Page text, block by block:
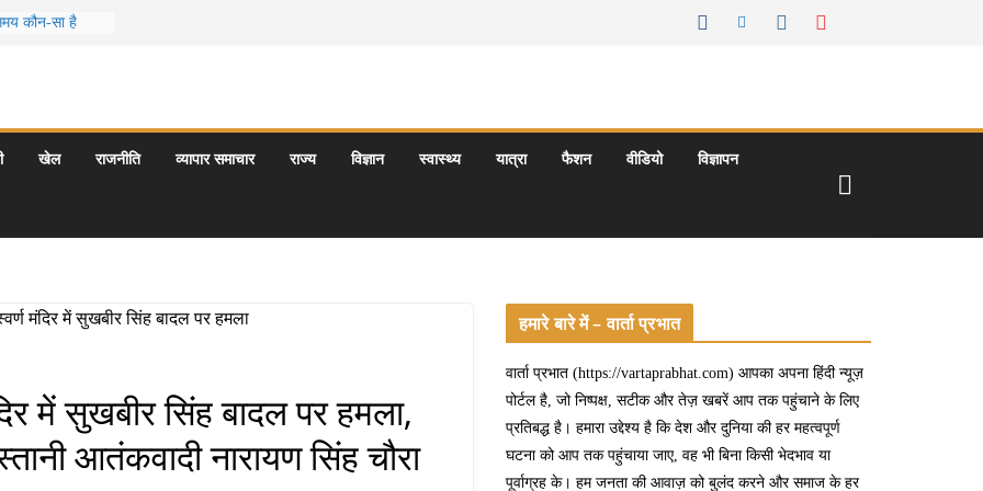
कौन-सा है
दार्जिलिंग
खेल राजनीति व्यापार समाचार राज्य विज्ञान स्वास्थ्य यात्रा फैशन वीडियो विज्ञापन
में सुखबीर सिंह बादल पर हमला,
आतंकवादी नारायण सिंह चौरा
हमारे बारे में – वार्ता प्रभात
वार्ता प्रभात (https://vartaprabhat.com) आपका अपना हिंदी न्यूज़
पोर्टल है, जो निष्पक्ष, सटीक और तेज़ खबरें आप तक पहुंचाने के लिए
प्रतिबद्ध है। हमारा उद्देश्य है कि देश और दुनिया की हर महत्वपूर्ण
घटना को आप तक पहुंचाया जाए, वह भी बिना किसी भेदभाव या
पूर्वाग्रह के। हम जनता की आवाज़ को बुलंद करने और समाज के हर